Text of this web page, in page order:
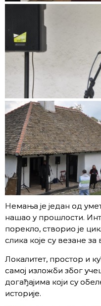
Немања је један од
нашао у прошлости.
порекло, створио је
слика које су везане
Локалитет, простор и
самој изложби због
догађајима који су
историје.